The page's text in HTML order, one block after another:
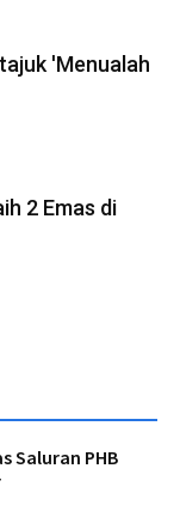
'Menualah
2 Emas di
Saluran PHB